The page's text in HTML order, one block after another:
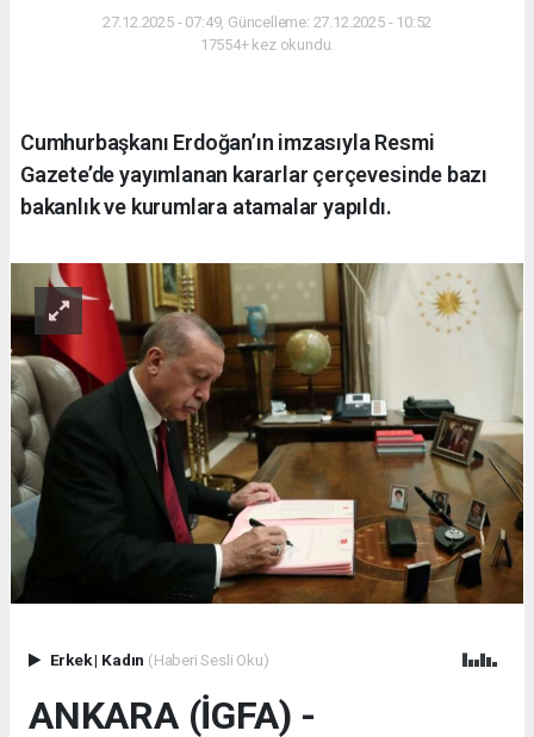
27.12.2025 - 07:49, Güncelleme: 27.12.2025 - 10:52
17554+ kez okundu.
Cumhurbaşkanı Erdoğan’ın imzasıyla Resmi
Gazete’de yayımlanan kararlar çerçevesinde bazı
bakanlık ve kurumlara atamalar yapıldı.
Erkek| Kadın (Haberi Sesli Oku)
ANKARA (İGFA) -